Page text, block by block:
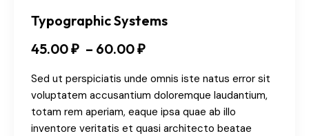
Typographic Systems
45.00₽ – 60.00₽
Sed ut perspiciatis unde omnis iste natus error sit
voluptatem accusantium doloremque laudantium,
totam rem aperiam, eaque ipsa quae ab illo
inventore veritatis et quasi architecto beatae